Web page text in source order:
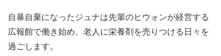
自暴自棄になったジュナは先輩のヒウォンが経営する
広報館で働き始め、老人に栄養剤を売りつける日々を
過ごします。